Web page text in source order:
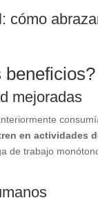
cómo
beneficios?
mejoradas
en actividades
de trabajo